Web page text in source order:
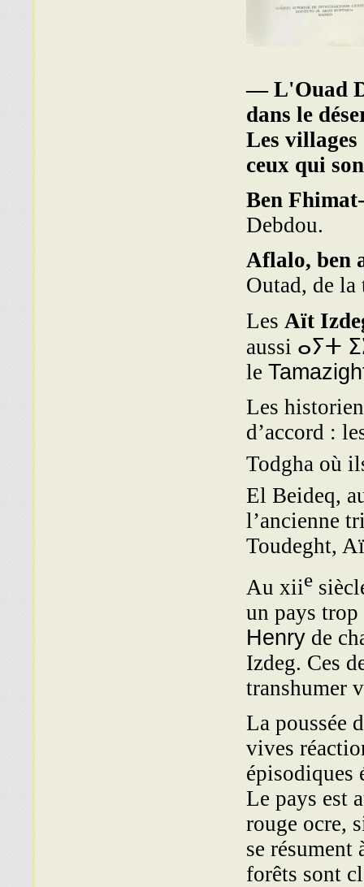
— L'Ouad
dans le
Les villages
ceux qui
Ben
Debdou.
Aflalo, ben
Outad, de
Les Aït
aussi ⴰⵢⵜ
le
Les
d’accord :
Todgha où
El Beideq,
l’ancienne
Toudeght,
Au xiie
un pays
Henry de
Izdeg. Ces
transhumer
La poussée
vives
épisodiques
Le pays est
rouge ocre,
se résument
forêts sont